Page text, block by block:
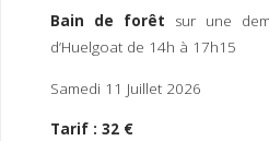
Bain de forêt sur une
d’Huelgoat de 14h à 17h15
Samedi 11 Juillet 2026
Tarif : 32 €